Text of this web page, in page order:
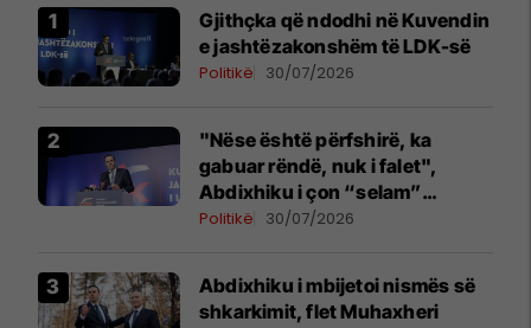
Gjithçka që ndodhi në Kuvendin
e jashtëzakonshëm të LDK-së
Politikë 30/07/2026
"Nëse është përfshirë, ka
gabuar rëndë, nuk i falet",
Abdixhiku i çon “selam”
Përparim Ramës
Politikë 30/07/2026
Abdixhiku i mbijetoi nismës së
shkarkimit, flet Muhaxheri